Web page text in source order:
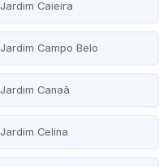
Jardim Caieira
Jardim Campo Belo
Jardim Canaã
Jardim Celina